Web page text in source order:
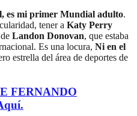
es mi primer Mundial adulto.
tener a Katy Perry
Landon Donovan, que estaba
Es una locura, Ni en el
estrella del área de deportes de
FERNANDO